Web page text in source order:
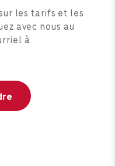
les tarifs et les
avec nous au
à